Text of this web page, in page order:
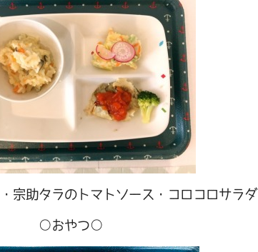
宗助タラのトマトソース・コロコロサラダ
○おやつ○